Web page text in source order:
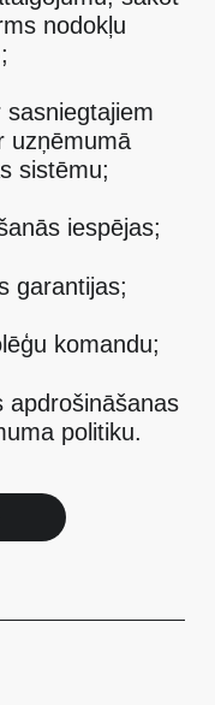
nodokļu
uzņēmumā
sistēmu;
iespējas;
garantijas;
komandu;
apdrošināšanas
politiku.